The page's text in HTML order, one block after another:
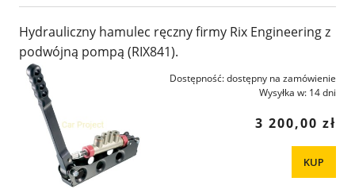
Hydrauliczny hamulec ręczny firmy Rix Engineering z
podwójną pompą (RIX841).
Dostępność:dostępny na zamówienie
Wysyłka w: 14 dni
3 200,00 zł
KUP